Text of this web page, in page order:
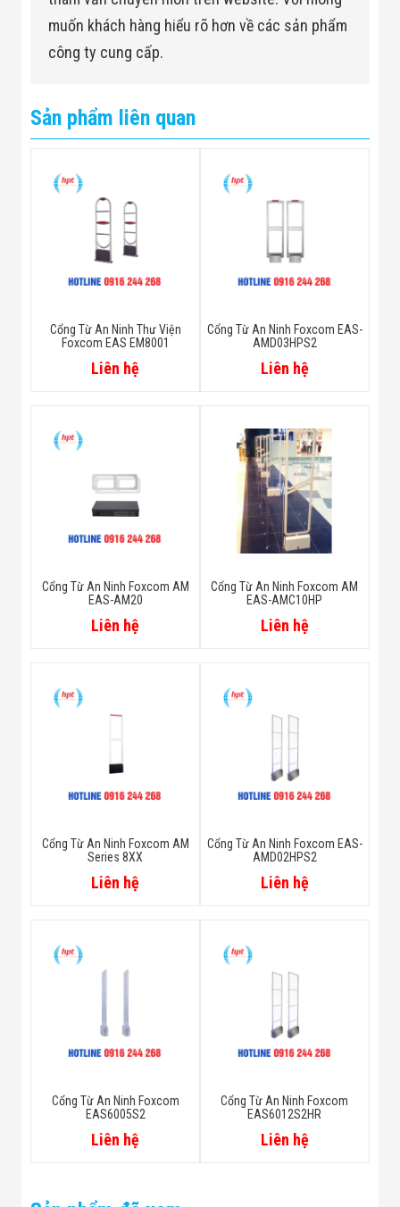
muốn khách hàng hiểu rõ hơn về các sản phẩm
công ty cung cấp.
Sản phẩm liên quan
Cổng Từ An Ninh Thư Viện
Foxcom EAS EM8001
Liên hệ
Cổng Từ An Ninh Foxcom EAS-
AMD03HPS2
Liên hệ
Cổng Từ An Ninh Foxcom AM
EAS-AM20
Liên hệ
Cổng Từ An Ninh Foxcom AM
EAS-AMC10HP
Liên hệ
Cổng Từ An Ninh Foxcom AM
Series 8XX
Liên hệ
Cổng Từ An Ninh Foxcom EAS-
AMD02HPS2
Liên hệ
Cổng Từ An Ninh Foxcom
EAS6005S2
Liên hệ
Cổng Từ An Ninh Foxcom
EAS6012S2HR
Liên hệ